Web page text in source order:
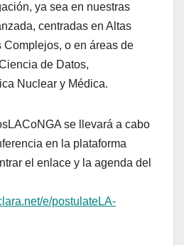
ya sea en nuestras
centradas en Altas
Complejos, o en áreas de
de Datos,
Nuclear y Médica.
se llevará a cabo
en la plataforma
el enlace y la agenda del
e/postulateLA-